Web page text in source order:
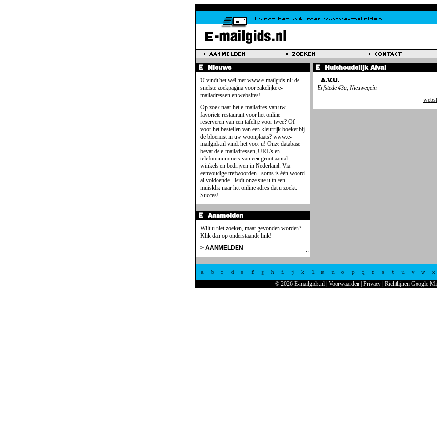
Nieuws
U vindt het wél met www.e-mailgids.nl: de
snelste zoekpagina voor zakelijke e-
mailadressen en websites!
Op zoek naar het e-mailadres van uw
favoriete restaurant voor het online
reserveren van een tafeltje voor twee? Of
voor het bestellen van een kleurrijk boeket bij
de bloemist in uw woonplaats? www.e-
mailgids.nl vindt het voor u! Onze database
bevat de e-mailadressen, URL's en
telefoonnummers van een groot aantal
winkels en bedrijven in Nederland. Via
eenvoudige trefwoorden - soms is één woord
al voldoende - leidt onze site u in een
muisklik naar het online adres dat u zoekt.
Succes!
Aanmelden
Wilt u niet zoeken, maar gevonden worden?
Klik dan op onderstaande link!
> AANMELDEN
Huishoudelijk Afval
· A.V.U.
Erfstede 43a, Nieuwegein
a b c d e f g h i j k l m n o p q r s t u v w x
© 2026 E-mailgids.nl Voorwaarden Privacy Richtlijnen Google